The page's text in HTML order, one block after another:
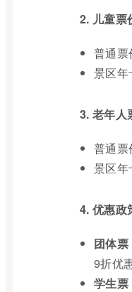
2. 儿童票
普通票
景区年
3. 老年人
普通票
景区年
4. 优惠政
团体票
9折优
学生票